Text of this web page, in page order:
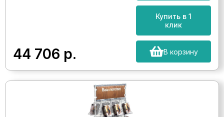
44 706 р.
Купить в 1
клик
В корзину